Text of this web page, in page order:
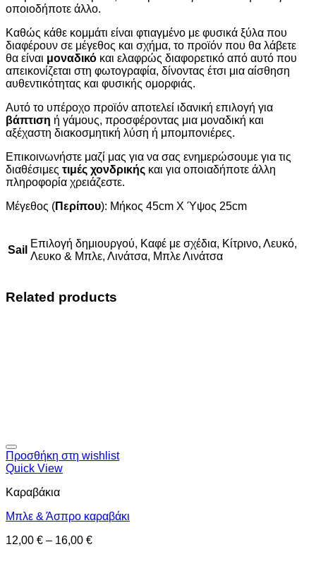
οποιοδήποτε άλλο.
Καθώς κάθε κομμάτι είναι φτιαγμένο με φυσικά ξύλα που
διαφέρουν σε μέγεθος και σχήμα, το προϊόν που θα λάβετε
θα είναι μοναδικό και ελαφρώς διαφορετικό από αυτό που
απεικονίζεται στη φωτογραφία, δίνοντας έτσι μια αίσθηση
αυθεντικότητας και φυσικής ομορφιάς.
Αυτό το υπέροχο προϊόν αποτελεί ιδανική επιλογή για
βάπτιση ή γάμους, προσφέροντας μια μοναδική και
αξέχαστη διακοσμητική λύση ή μπομπονιέρες.
Επικοινωνήστε μαζί μας για να σας ενημερώσουμε για τις
διαθέσιμες τιμές χονδρικής και για οποιαδήποτε άλλη
πληροφορία χρειάζεστε.
Μέγεθος (Περίπου): Μήκος 45cm X Ύψος 25cm
Sail
Επιλογή δημιουργού, Καφέ με σχέδια, Κίτρινο, Λευκό,
Λευκο & Μπλε, Λινάτσα, Μπλε Λινάτσα
Related products
Προσθήκη στη wishlist
Quick View
Καραβάκια
Μπλε & Άσπρο καραβάκι
12,00 € – 16,00 €